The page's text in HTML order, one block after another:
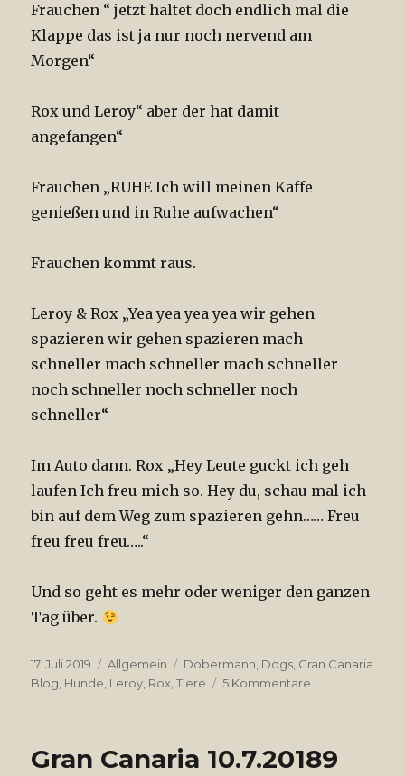
Frauchen “ jetzt haltet doch endlich mal die
Klappe das ist ja nur noch nervend am
Morgen“
Rox und Leroy“ aber der hat damit
angefangen“
Frauchen „RUHE Ich will meinen Kaffe
genießen und in Ruhe aufwachen“
Frauchen kommt raus.
Leroy & Rox „Yea yea yea yea wir gehen
spazieren wir gehen spazieren mach
schneller mach schneller mach schneller
noch schneller noch schneller noch
schneller“
Im Auto dann. Rox „Hey Leute guckt ich geh
laufen Ich freu mich so. Hey du, schau mal ich
bin auf dem Weg zum spazieren gehn…… Freu
freu freu freu…..“
Und so geht es mehr oder weniger den ganzen
Tag über.
Veröffentlicht
am
17. Juli 2019 Kategorien
Allgemein Tags
Dobermann, Dogs, Gran Canaria
Blog, Hunde, Leroy, Rox,Tiere 5 Kommentare
Gran Canaria 10.7.20189